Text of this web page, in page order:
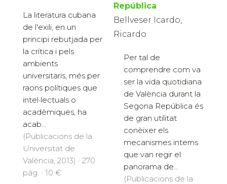
La literatura cubana
de l'exili, en un
principi rebutjada per
la crítica i pels
ambients
universitaris, més per
raons polítiques que
intel·lectuals o
acadèmiques, ha
acab...
(Publicacions de la
Universitat de
València, 2013) · 270
pàg. · 10 €
República
Bellveser Icardo,
Ricardo
Per tal de
comprendre com va
ser la vida quotidiana
de València durant la
Segona República és
de gran utilitat
conèixer els
mecanismes interns
que van regir el
panorama de...
(Publicacions de la